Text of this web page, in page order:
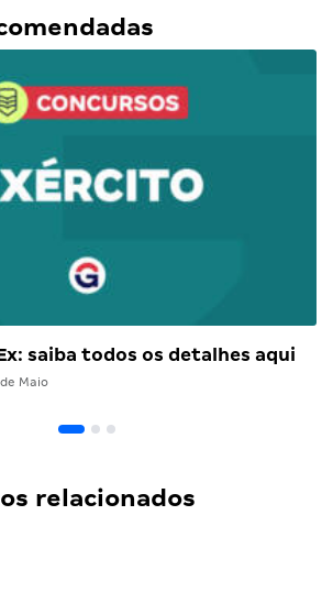
saiba todos os detalhes aqui
Maio
relacionados